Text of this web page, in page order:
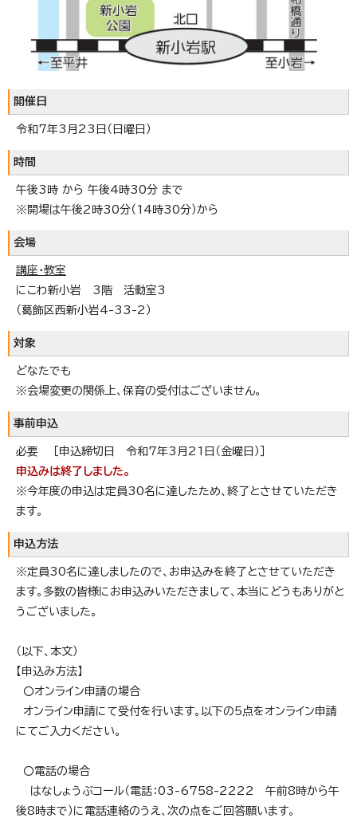
開催日
令和7年3月23日（日曜日）
時間
午後3時 から 午後4時30分 まで
※開場は午後2時30分（14時30分）から
会場
講座・教室
にこわ新小岩 3階 活動室3
（葛飾区西新小岩4-33-2）
対象
どなたでも
※会場変更の関係上、保育の受付はございません。
事前申込
必要 ［申込締切日 令和7年3月21日（金曜日）］
申込みは終了しました。
※今年度の申込は定員30名に達したため、終了とさせていただき
ます。
申込方法
※定員30名に達しましたので、お申込みを終了とさせていただき
ます。多数の皆様にお申込みいただきまして、本当にどうもありがと
うございました。
（以下、本文）
【申込み方法】
〇オンライン申請の場合
オンライン申請にて受付を行います。以下の5点をオンライン申請
にてご入力ください。
〇電話の場合
はなしょうぶコール（電話：03-6758-2222 午前8時から午
後8時まで）に電話連絡のうえ、次の点をご回答願います。